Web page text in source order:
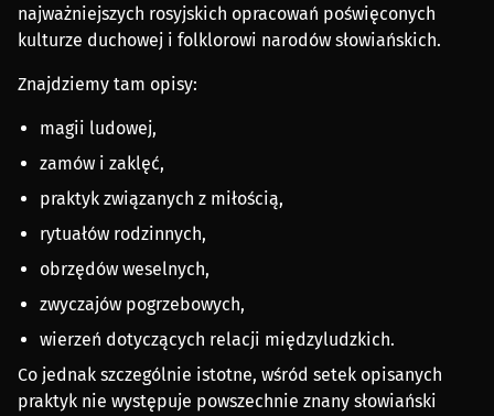
najważniejszych rosyjskich opracowań poświęconych
kulturze duchowej i folklorowi narodów słowiańskich.
Znajdziemy tam opisy:
magii ludowej,
zamów i zaklęć,
praktyk związanych z miłością,
rytuałów rodzinnych,
obrzędów weselnych,
zwyczajów pogrzebowych,
wierzeń dotyczących relacji międzyludzkich.
Co jednak szczególnie istotne, wśród setek opisanych
praktyk nie występuje powszechnie znany słowiański